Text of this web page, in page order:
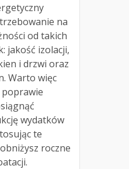
na
od takich
jakość izolacji,
i drzwi oraz
Warto więc
wydatków
te
roczne